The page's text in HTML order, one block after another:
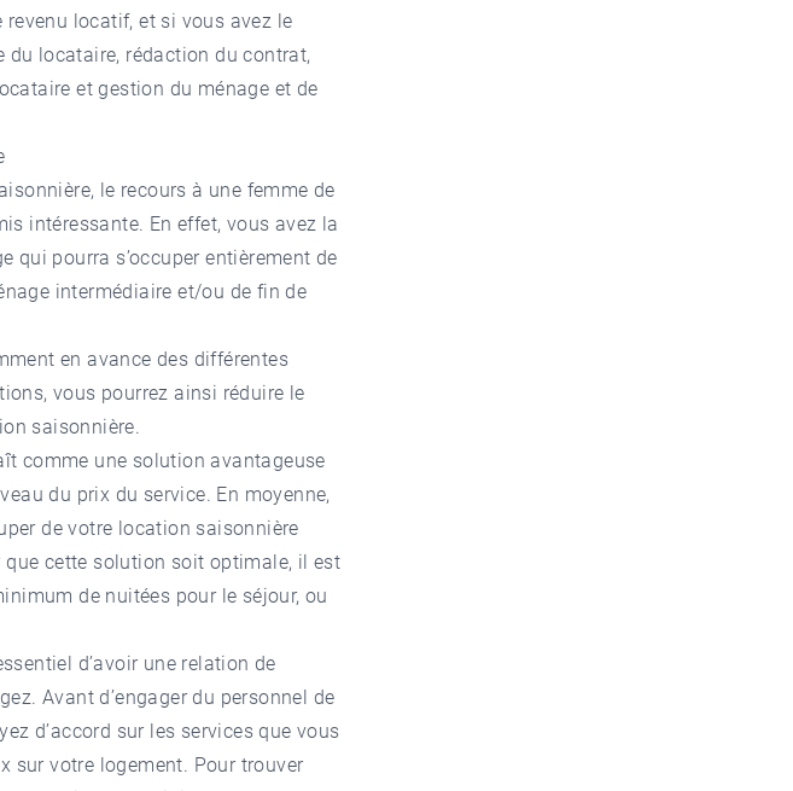
locatif, et si vous avez le
du locataire, rédaction du contrat,
et gestion du ménage et de
le recours à une femme de
intéressante. En effet, vous avez la
qui pourra s’occuper entièrement de
intermédiaire et/ou de fin de
en avance des différentes
vous pourrez ainsi réduire le
saisonnière.
comme une solution avantageuse
du prix du service. En moyenne,
de votre location saisonnière
cette solution soit optimale, il est
de nuitées pour le séjour, ou
d’avoir une relation de
Avant d’engager du personnel de
d’accord sur les services que vous
sur votre logement. Pour trouver